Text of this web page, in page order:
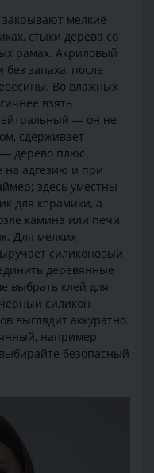
мелкие
стыки дерева со
рамах. Акриловый
без запаха, после
Во влажных
взять
— он не
сдерживает
дерево плюс
на адгезию и при
здесь уместны
для керамики, а
камина или печи
Для мелких
силиконовый
деревянные
выбрать клей для
силикон
выглядит аккуратно.
например
безопасный